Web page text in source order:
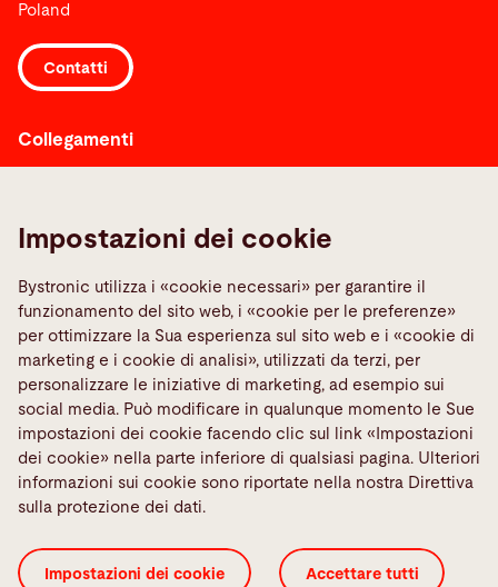
Poland
Contatti
Collegamenti
Contatta il service
Media Center
TeamViewer
Social Media
Certificati ISO GTC 3rd parties GTC
Impostazioni dei cookie
Bystronic utilizza i «cookie necessari» per garantire il
funzionamento del sito web, i «cookie per le preferenze»
per ottimizzare la Sua esperienza sul sito web e i «cookie di
marketing e i cookie di analisi», utilizzati da terzi, per
personalizzare le iniziative di marketing, ad esempio sui
social media. Può modificare in qualunque momento le Sue
impostazioni dei cookie facendo clic sul link «Impostazioni
dei cookie» nella parte inferiore di qualsiasi pagina. Ulteriori
informazioni sui cookie sono riportate nella nostra Direttiva
sulla protezione dei dati.
Impostazioni dei cookie Accettare tutti